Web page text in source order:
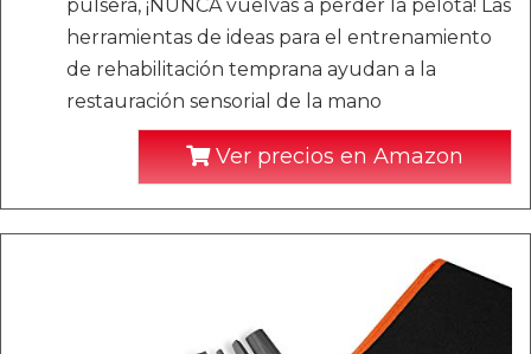
pulsera, ¡NUNCA vuelvas a perder la pelota! Las
herramientas de ideas para el entrenamiento
de rehabilitación temprana ayudan a la
restauración sensorial de la mano
Ver precios en Amazon